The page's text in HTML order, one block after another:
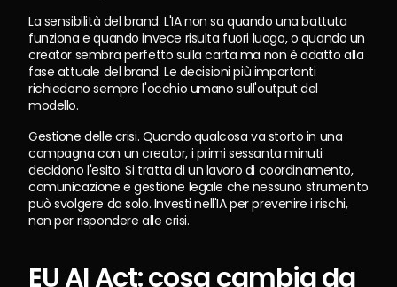
La sensibilità del brand. L'IA non sa quando una battuta
funziona e quando invece risulta fuori luogo, o quando un
creator sembra perfetto sulla carta ma non è adatto alla
fase attuale del brand. Le decisioni più importanti
richiedono sempre l'occhio umano sull'output del
modello.
Gestione delle crisi. Quando qualcosa va storto in una
campagna con un creator, i primi sessanta minuti
decidono l'esito. Si tratta di un lavoro di coordinamento,
comunicazione e gestione legale che nessuno strumento
può svolgere da solo. Investi nell'IA per prevenire i rischi,
non per rispondere alle crisi.
EU AI Act: cosa cambia da